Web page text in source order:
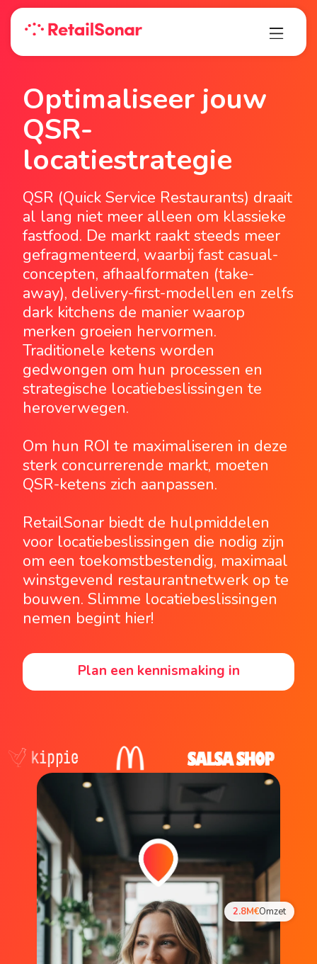
Optimaliseer jouw
QSR-
locatiestrategie
QSR (Quick Service Restaurants) draait
al lang niet meer alleen om klassieke
fastfood. De markt raakt steeds meer
gefragmenteerd, waarbij fast casual-
concepten, afhaalformaten (take-
away), delivery-first-modellen en zelfs
dark kitchens de manier waarop
merken groeien hervormen.
Traditionele ketens worden
gedwongen om hun processen en
strategische locatiebeslissingen te
heroverwegen.
Om hun ROI te maximaliseren in deze
sterk concurrerende markt, moeten
QSR-ketens zich aanpassen.
RetailSonar biedt de hulpmiddelen
voor locatiebeslissingen die nodig zijn
om een toekomstbestendig, maximaal
winstgevend restaurantnetwerk op te
bouwen. Slimme locatiebeslissingen
nemen begint hier!
Plan een kennismaking in
2.8M€Omzet